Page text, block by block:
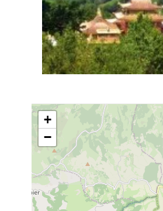
+
−